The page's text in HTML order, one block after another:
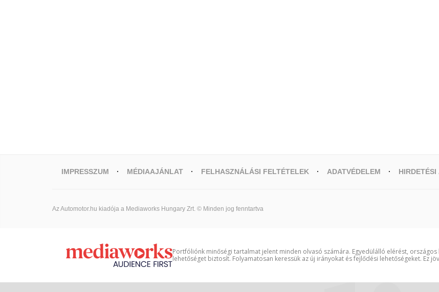
IMPRESSZUM MÉDIAAJÁNLAT FELHASZNÁLÁSI FELTÉTELEK ADATVÉDELEM HIRDETÉSI
Az Automotor.hu kiadója a Mediaworks Hungary Zrt. © Minden jog fenntartva
Portfóliónk minőségi tartalmat jelent minden olvasó számára. Egyedülálló elérést,
lehetőséget biztosít. Folyamatosan keressük az új irányokat és fejlődési lehetőségeket. Ez